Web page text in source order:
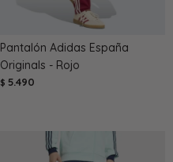
Pantalón Adidas España
Originals - Rojo
$ 5.490